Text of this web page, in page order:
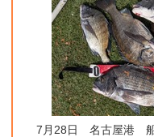
7月28日 名古屋港 船